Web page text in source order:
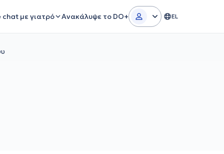
chat με γιατρό Ανακάλυψε το DO+ EL